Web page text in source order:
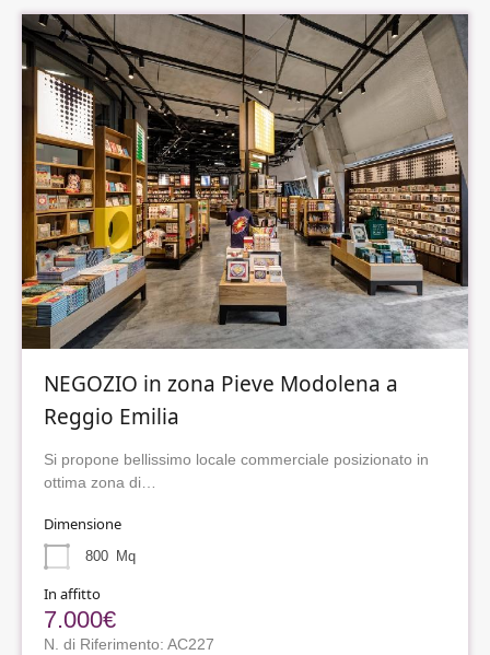
NEGOZIO in zona Pieve Modolena a
Reggio Emilia
Si propone bellissimo locale commerciale posizionato in
ottima zona di…
Dimensione
800 Mq
In affitto
7.000€
N. di Riferimento: AC227